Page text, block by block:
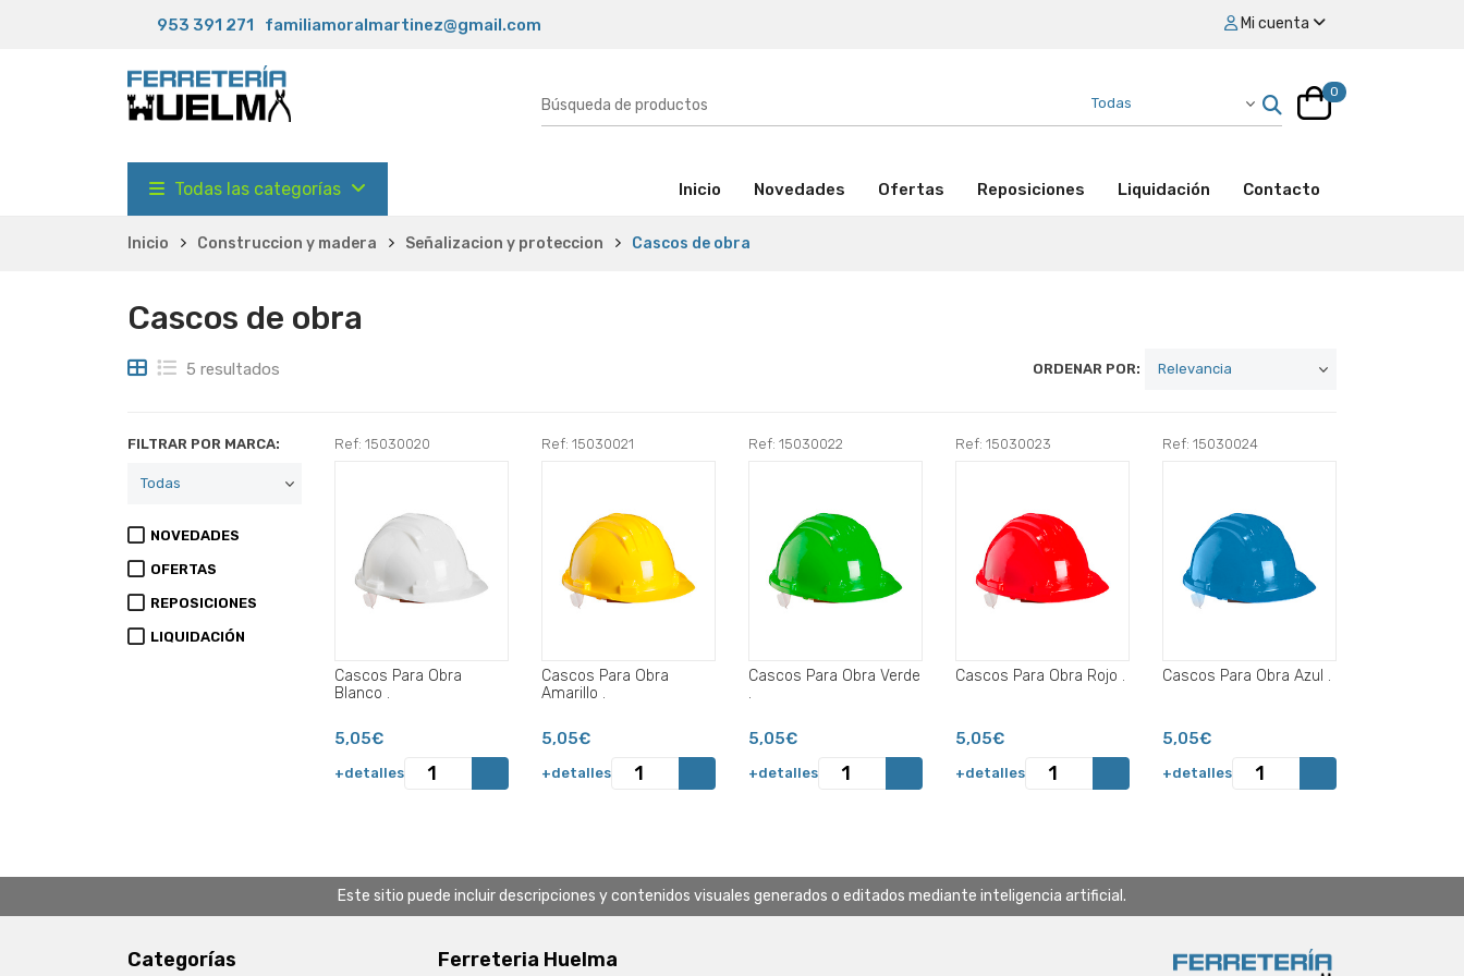
953 391 271 familiamoralmartinez@gmail.com Mi cuenta
0
Todas las categorías Inicio (activo)Novedades Ofertas Reposiciones Liquidación Contacto
Inicio Construccion y madera Señalizacion y proteccion Cascos de obra
Cascos de obra
5 resultados ORDENAR POR:
FILTRAR POR MARCA:
NOVEDADES
OFERTAS
REPOSICIONES
LIQUIDACIÓN
Ref: 15030020
Cascos Para Obra
Blanco .
5,05€
+detalles
Ref: 15030021
Cascos Para Obra
Amarillo .
5,05€
+detalles
Ref: 15030022
Cascos Para Obra Verde
.
5,05€
+detalles
Ref: 15030023
Cascos Para Obra Rojo .
5,05€
+detalles
Ref: 15030024
Cascos Para Obra Azul .
5,05€
+detalles
Este sitio puede incluir descripciones y contenidos visuales generados o editados mediante inteligencia artificial.
Categorías Ferreteria Huelma